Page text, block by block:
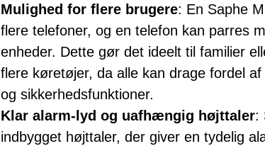
Mulighed for flere brugere: En Saphe
flere telefoner, og en telefon kan parres
enheder. Dette gør det ideelt til familier
flere køretøjer, da alle kan drage fordel
og sikkerhedsfunktioner.
Klar alarm-lyd og uafhængig højttaler:
indbygget højttaler, der giver en tydelig